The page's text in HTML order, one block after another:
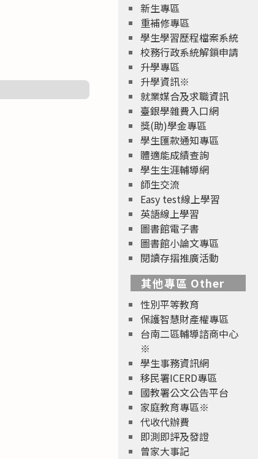
新生專區
重補修專區
學生學習歷程檔案系統
校務行政系統解鎖申請
升學專區
升學資訊※
就業媒合及求職資訊
臺銀學雜費入口網
獎(助)學金專區
學生匯款通知專區
體適能成績查詢
學生生涯輔導網
師生交流
Easy test線上學習
英語線上學習
圖書館電子書
圖書館小論文專區
閱讀存摺推廣活動
其他專區 Other
性別平等教育
保護智慧財產權專區
台南二區輔導諮商中心
※
學生事務資訊網
移民署ICERD專區
國教署公文公告平台
家庭教育專區※
代收代辦費
即測即評及發證
曾家大事記